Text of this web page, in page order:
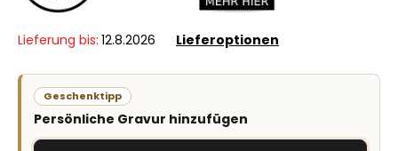
Lieferung bis: 12.8.2026 Lieferoptionen
Geschenktipp
Persönliche Gravur hinzufügen